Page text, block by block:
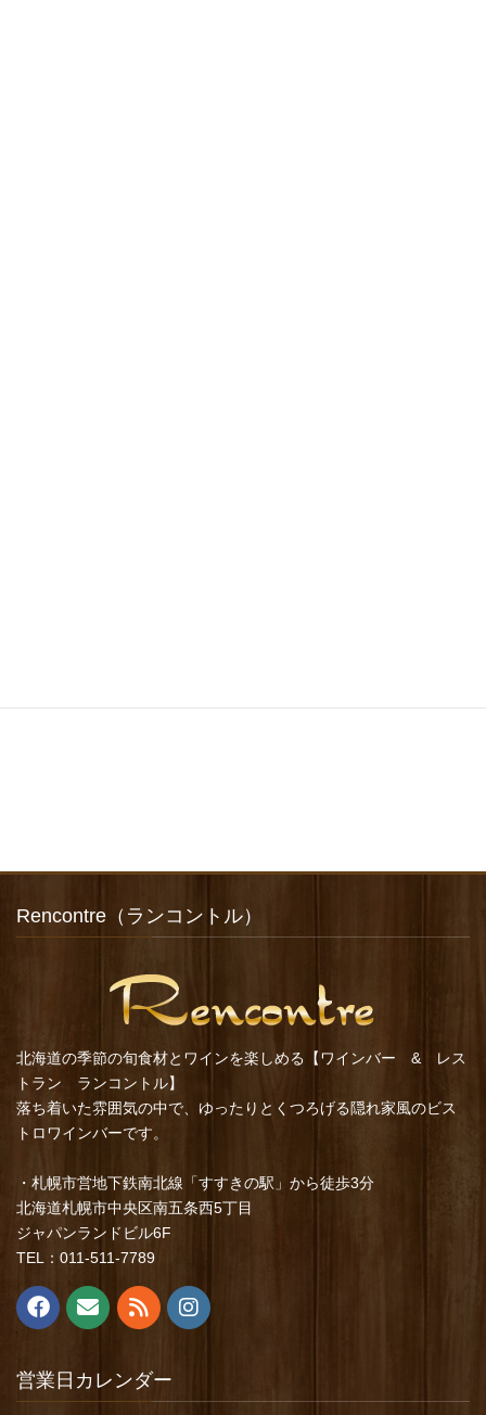
Rencontre（ランコントル）
北海道の季節の旬食材とワインを楽しめる【ワインバー & レス
トラン ランコントル】
落ち着いた雰囲気の中で、ゆったりとくつろげる隠れ家風のビス
トロワインバーです。
・札幌市営地下鉄南北線「すすきの駅」から徒歩3分
北海道札幌市中央区南五条西5丁目
ジャパンランドビル6F
TEL：011-511-7789
営業日カレンダー